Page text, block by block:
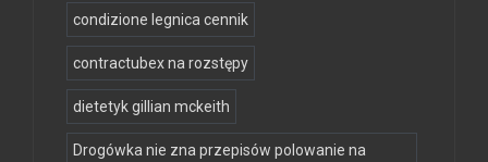
condizione legnica cennik
contractubex na rozstępy
dietetyk gillian mckeith
Drogówka nie zna przepisów polowanie na